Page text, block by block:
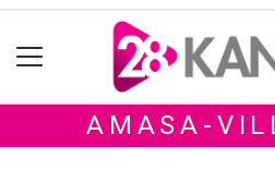
AMASA-